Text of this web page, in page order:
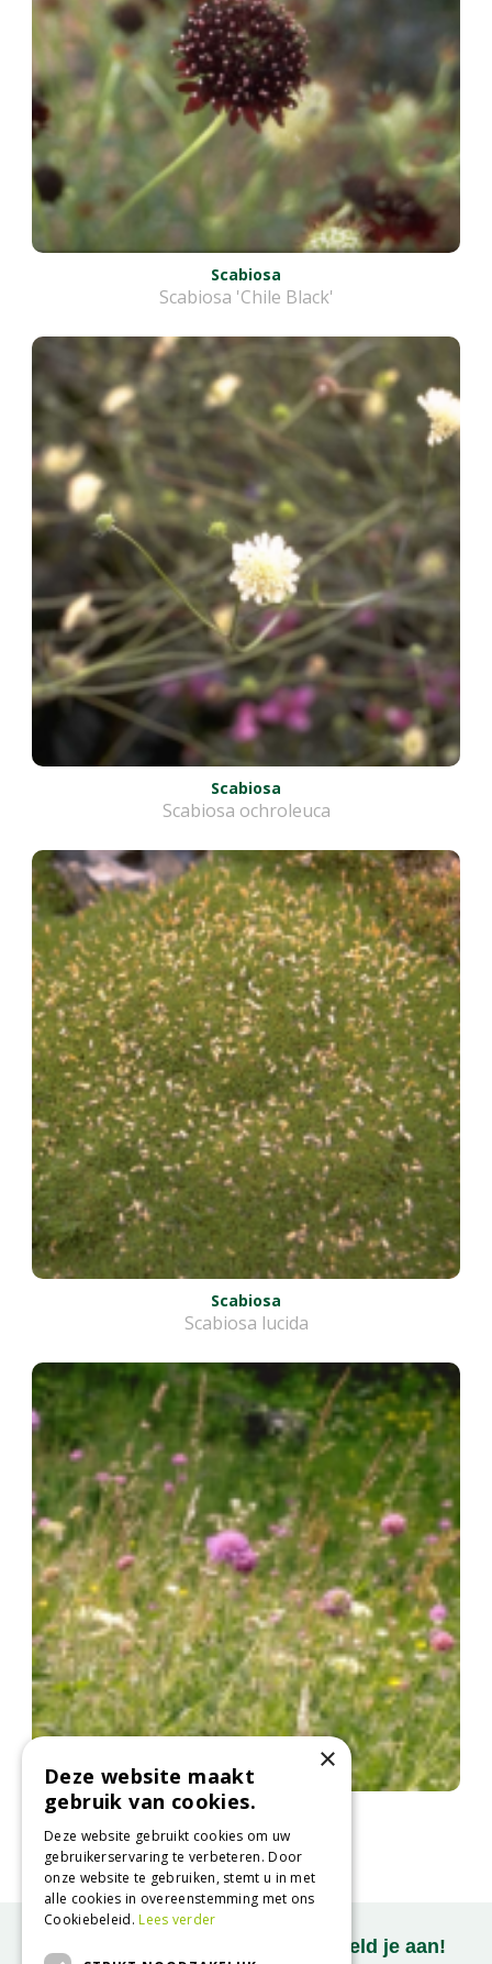
Scabiosa
Scabiosa 'Chile Black'
Scabiosa
Scabiosa ochroleuca
Scabiosa
Scabiosa lucida
Beemdkroon
Knautia arvensis
Onze nieuwsbrief ontvangen? Meld je aan!
×
Deze website maakt
gebruik van cookies.
Deze website gebruikt cookies om uw
gebruikerservaring te verbeteren. Door
onze website te gebruiken, stemt u in met
alle cookies in overeenstemming met ons
Cookiebeleid.Lees verder